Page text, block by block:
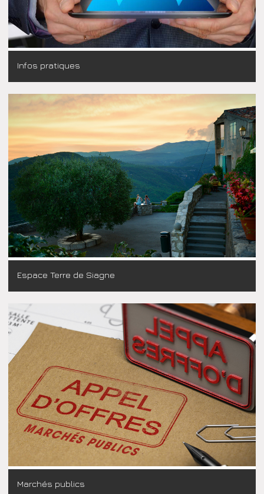
Infos pratiques
Espace Terre de Siagne
Marchés publics